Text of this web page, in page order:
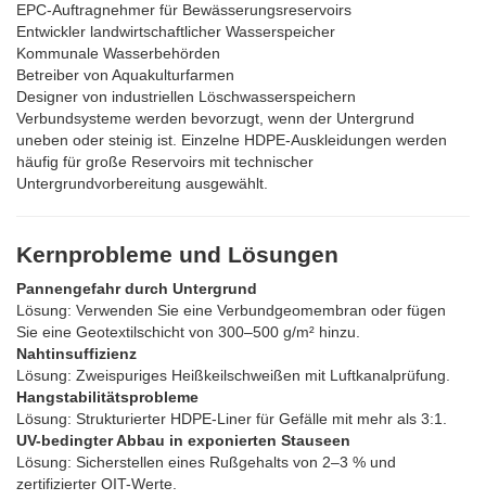
EPC-Auftragnehmer für Bewässerungsreservoirs
Entwickler landwirtschaftlicher Wasserspeicher
Kommunale Wasserbehörden
Betreiber von Aquakulturfarmen
Designer von industriellen Löschwasserspeichern
Verbundsysteme werden bevorzugt, wenn der Untergrund
uneben oder steinig ist. Einzelne HDPE-Auskleidungen werden
häufig für große Reservoirs mit technischer
Untergrundvorbereitung ausgewählt.
Kernprobleme und Lösungen
Pannengefahr durch Untergrund
Lösung: Verwenden Sie eine Verbundgeomembran oder fügen
Sie eine Geotextilschicht von 300–500 g/m² hinzu.
Nahtinsuffizienz
Lösung: Zweispuriges Heißkeilschweißen mit Luftkanalprüfung.
Hangstabilitätsprobleme
Lösung: Strukturierter HDPE-Liner für Gefälle mit mehr als 3:1.
UV-bedingter Abbau in exponierten Stauseen
Lösung: Sicherstellen eines Rußgehalts von 2–3 % und
zertifizierter OIT-Werte.